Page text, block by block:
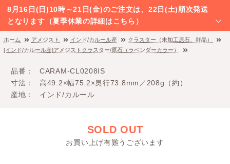
8月16日(日)10時～21日(金)のご注文は、22日(土)順次発送
となります（夏季休業の詳細はこちら）
ホーム アメジスト インド/カルール産
クラスター（未加工原石、群晶）
[インド/カルール産]アメジストクラスター/原石（ラベンダーカラー）
品番
CARAM-CL0208IS
寸法
高49.2×幅75.2×奥行73.8mm／208g（約）
産地
インド/カルール
SOLD OUT
お買い上げ有難うございます